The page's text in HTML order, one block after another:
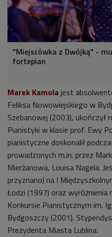
"Miejscówka z Dwójką" -
fortepian
Marek Kamola jest
Feliksa Nowowiejskiego w
Szebanowej (2003),
Pianistyki w klasie prof. Ewy
pianistyczne doskonalił
prowadzonych m.in. przez
Mierżanowa, Louisa Nagela.
przyznano) na I
Łodzi (1997) oraz wyróżnienia
Konkursie Pianistycznym im.
Bydgoszczy (2001).
Prezydenta Miasta Lublina.